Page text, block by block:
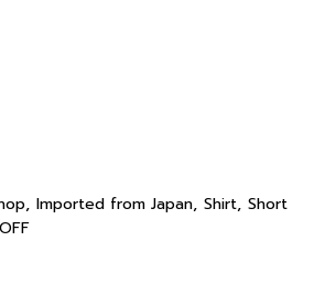
, Imported from Japan, Shirt, Short